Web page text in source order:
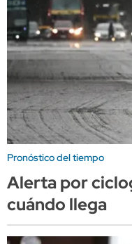
Pronóstico del tiempo
Alerta por
cuándo llega